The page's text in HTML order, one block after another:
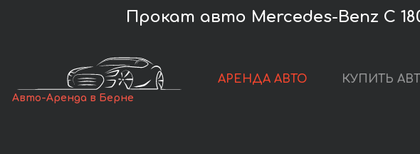
Прокат авто Mercedes-Benz C
Авто-Аренда в Берне
АРЕНДА АВТО КУПИТЬ